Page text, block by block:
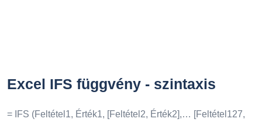
Excel IFS függvény - szintaxis
= IFS (Feltétel1, Érték1, [Feltétel2, Érték2],… [Feltétel127,